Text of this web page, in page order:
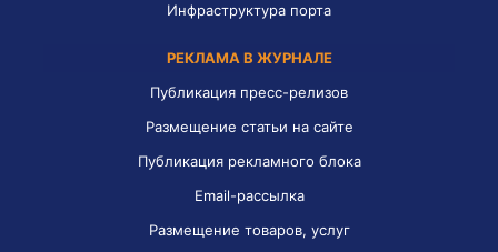
Инфраструктура порта
РЕКЛАМА В ЖУРНАЛЕ
Публикация пресс-релизов
Размещение статьи на сайте
Публикация рекламного блока
Email-рассылка
Размещение товаров, услуг